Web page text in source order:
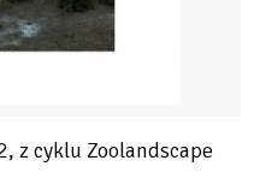
z cyklu Zoolandscape